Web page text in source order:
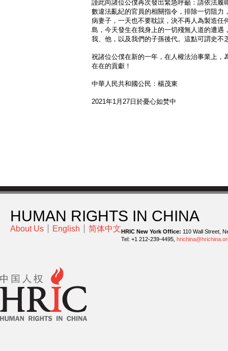
謹此向諸位公僕再次發出緊急呼籲：請依法履
數違法亂紀的官員的相關指令，排除一切阻力
病妻子，一天也不要耽誤，決不再人為製造任
島，今天發生在我身上的一切殘無人道的遭遇
我、他，以及我們的子孫後代。這點可謂史不
祝諸位公僕在新的一年，在人權法治事業上，
在在的貢獻！
中華人民共和國公民：楊茂東
2021年1月27日於憂心如焚中
HUMAN RIGHTS IN CHINA
About Us English 简体中文HRIC New York Office: 110 Wall Street,
Tel: +1 212-239-4495,